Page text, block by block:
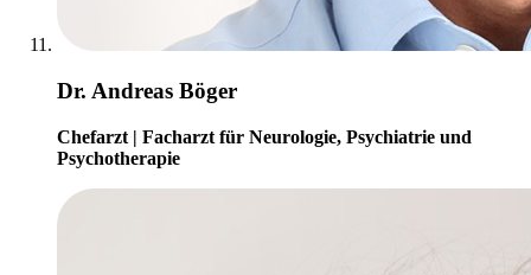
Dr. Andreas Böger
Chefarzt | Facharzt für Neurologie, Psychiatrie und
Psychotherapie